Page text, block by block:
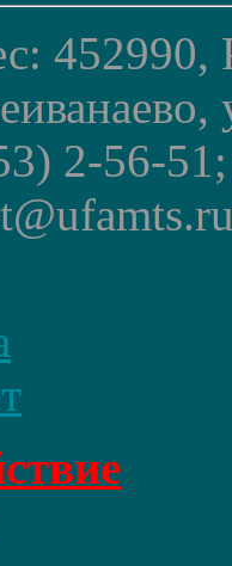
452990,
2-56-